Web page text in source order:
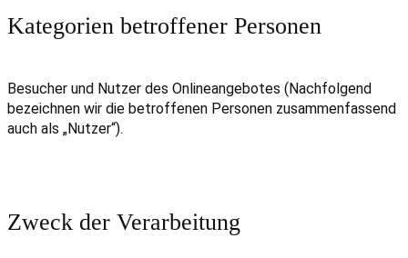
Kategorien betroffener Personen
Besucher und Nutzer des Onlineangebotes (Nachfolgend
bezeichnen wir die betroffenen Personen zusammenfassend
auch als „Nutzer“).
Zweck der Verarbeitung